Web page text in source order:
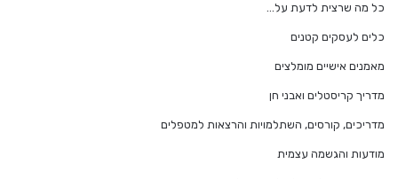
כל מה שרצית לדעת על…
כלים לעסקים קטנים
מאמנים אישיים מומלצים
מדריך קריסטלים ואבני חן
מדריכים, קורסים, השתלמויות והרצאות למטפלים
מודעות והגשמה עצמית